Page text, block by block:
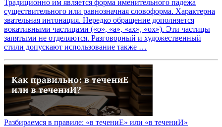
Традиционно им является форма именительного падежа
существительного или равнозначная словоформа. Характерна
звательная интонация. Нередко обращение дополняется
вокативными частицами («о», «а», «ах», «ох»). Эти частицы
запятыми не отделяются. Разговорный и художественный
стили допускают использование также …
Разбираемся в правиле: «в течениЕ» или «в течениИ»